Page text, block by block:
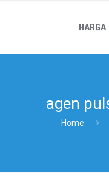
HARGA
agen
Home